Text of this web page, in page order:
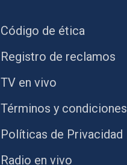
Código de ética
Registro de reclamos
TV en vivo
Términos y condiciones
Políticas de Privacidad
Radio en vivo